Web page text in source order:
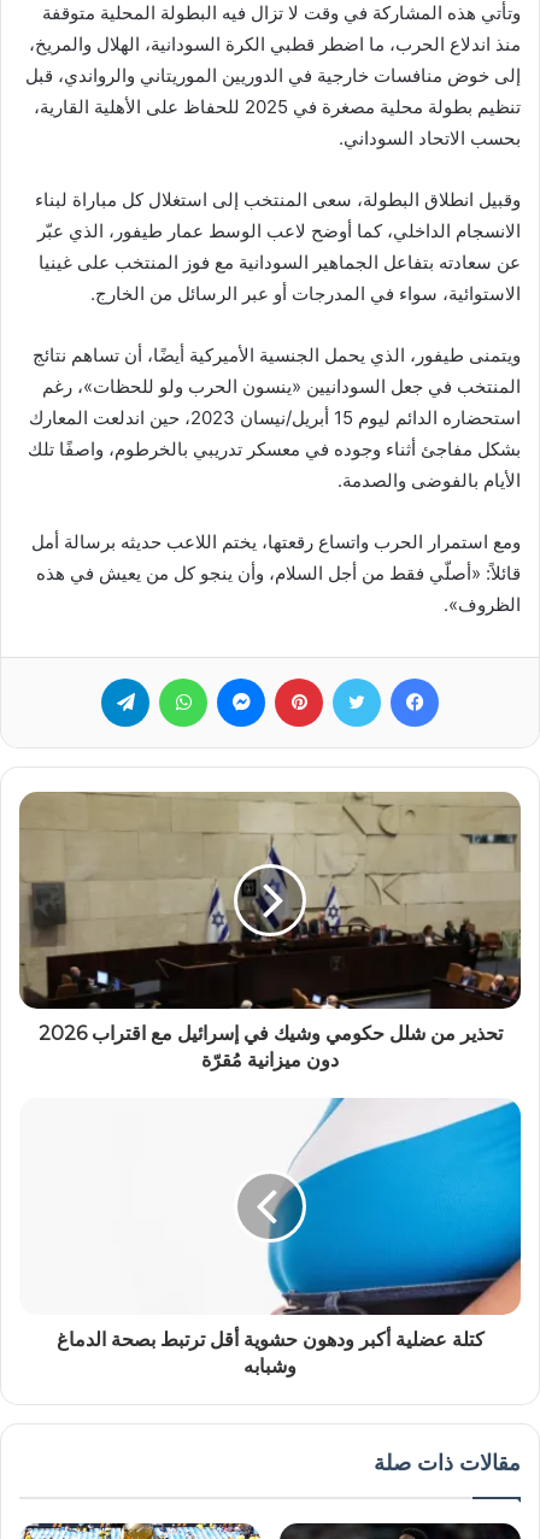
وتأتي هذه المشاركة في وقت لا تزال فيه البطولة المحلية متوقفة
منذ اندلاع الحرب، ما اضطر قطبي الكرة السودانية، الهلال والمريخ،
إلى خوض منافسات خارجية في الدوريين الموريتاني والرواندي، قبل
تنظيم بطولة محلية مصغرة في 2025 للحفاظ على الأهلية القارية،
بحسب الاتحاد السوداني.
وقبيل انطلاق البطولة، سعى المنتخب إلى استغلال كل مباراة لبناء
الانسجام الداخلي، كما أوضح لاعب الوسط عمار طيفور، الذي عبّر
عن سعادته بتفاعل الجماهير السودانية مع فوز المنتخب على غينيا
الاستوائية، سواء في المدرجات أو عبر الرسائل من الخارج.
ويتمنى طيفور، الذي يحمل الجنسية الأميركية أيضًا، أن تساهم نتائج
المنتخب في جعل السودانيين «ينسون الحرب ولو للحظات»، رغم
استحضاره الدائم ليوم 15 أبريل/نيسان 2023، حين اندلعت المعارك
بشكل مفاجئ أثناء وجوده في معسكر تدريبي بالخرطوم، واصفًا تلك
الأيام بالفوضى والصدمة.
ومع استمرار الحرب واتساع رقعتها، يختم اللاعب حديثه برسالة أمل
قائلاً: «أصلّي فقط من أجل السلام، وأن ينجو كل من يعيش في هذه
الظروف».
فيسبوك تويتر بينتيريست ماسنجر واتساب
تحذير من شلل حكومي وشيك في إسرائيل مع اقتراب 2026
دون ميزانية مُقرّة
كتلة عضلية أكبر ودهون حشوية أقل ترتبط بصحة الدماغ
وشبابه
مقالات ذات صلة